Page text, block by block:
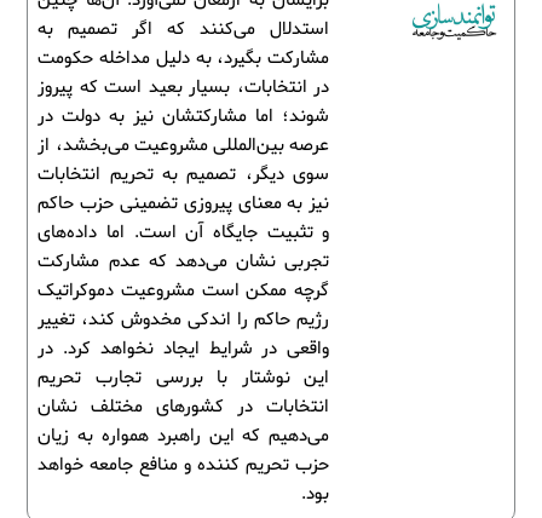
استدلال می‌کنند که اگر تصمیم به
مشارکت بگیرد، به دلیل مداخله حکومت
در انتخابات، بسیار بعید است که پیروز
شوند؛ اما مشارکتشان نیز به دولت در
عرصه بین‌المللی مشروعیت می‌بخشد، از
سوی دیگر، تصمیم به تحریم انتخابات
نیز به معنای پیروزی تضمینی حزب حاکم
و تثبیت جایگاه آن است. اما داده‌های
تجربی نشان می‌دهد که عدم مشارکت
گرچه ممکن است مشروعیت دموکراتیک
رژیم حاکم را اندکی مخدوش کند، تغییر
واقعی در شرایط ایجاد نخواهد کرد. در
این نوشتار با بررسی تجارب تحریم
انتخابات در کشورهای مختلف نشان
می‌دهیم که این راهبرد همواره به زیان
حزب تحریم کننده و منافع جامعه خواهد
بود.